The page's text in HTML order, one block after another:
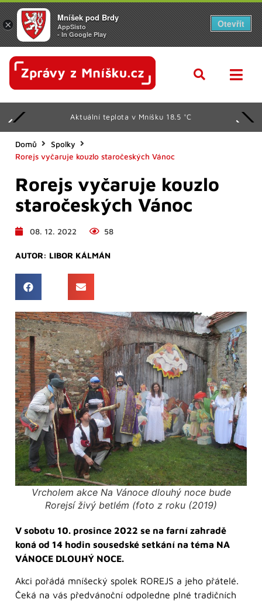
Aktuální teplota v Mníšku 18.5 °C
Domů
Spolky
Rorejs vyčaruje kouzlo staročeských Vánoc
Rorejs vyčaruje kouzlo
staročeských Vánoc
08. 12. 2022 58
AUTOR: LIBOR KÁLMÁN
Vrcholem akce Na Vánoce dlouhý noce bude
Rorejsí živý betlém (foto z roku (2019)
V sobotu 10. prosince 2022 se na farní zahradě
koná od 14 hodin sousedské setkání na téma NA
VÁNOCE DLOUHÝ NOCE.
Akci pořádá mníšecký spolek ROREJS a jeho přátelé.
Čeká na vás předvánoční odpoledne plné tradičních
×
Mníšek pod Brdy
AppSisto
- In Google Play
Otevřít